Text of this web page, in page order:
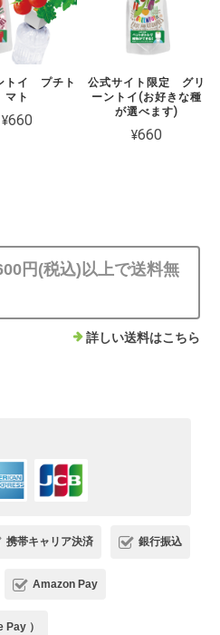
トイ プチト
マト
¥660
公式サイト限定 グリ
ーントイ(お好きな種
が選べます)
¥660
円(税込)以上で送料無
詳しい送料はこちら
携帯キャリア決済 銀行振込
Amazon Pay
）